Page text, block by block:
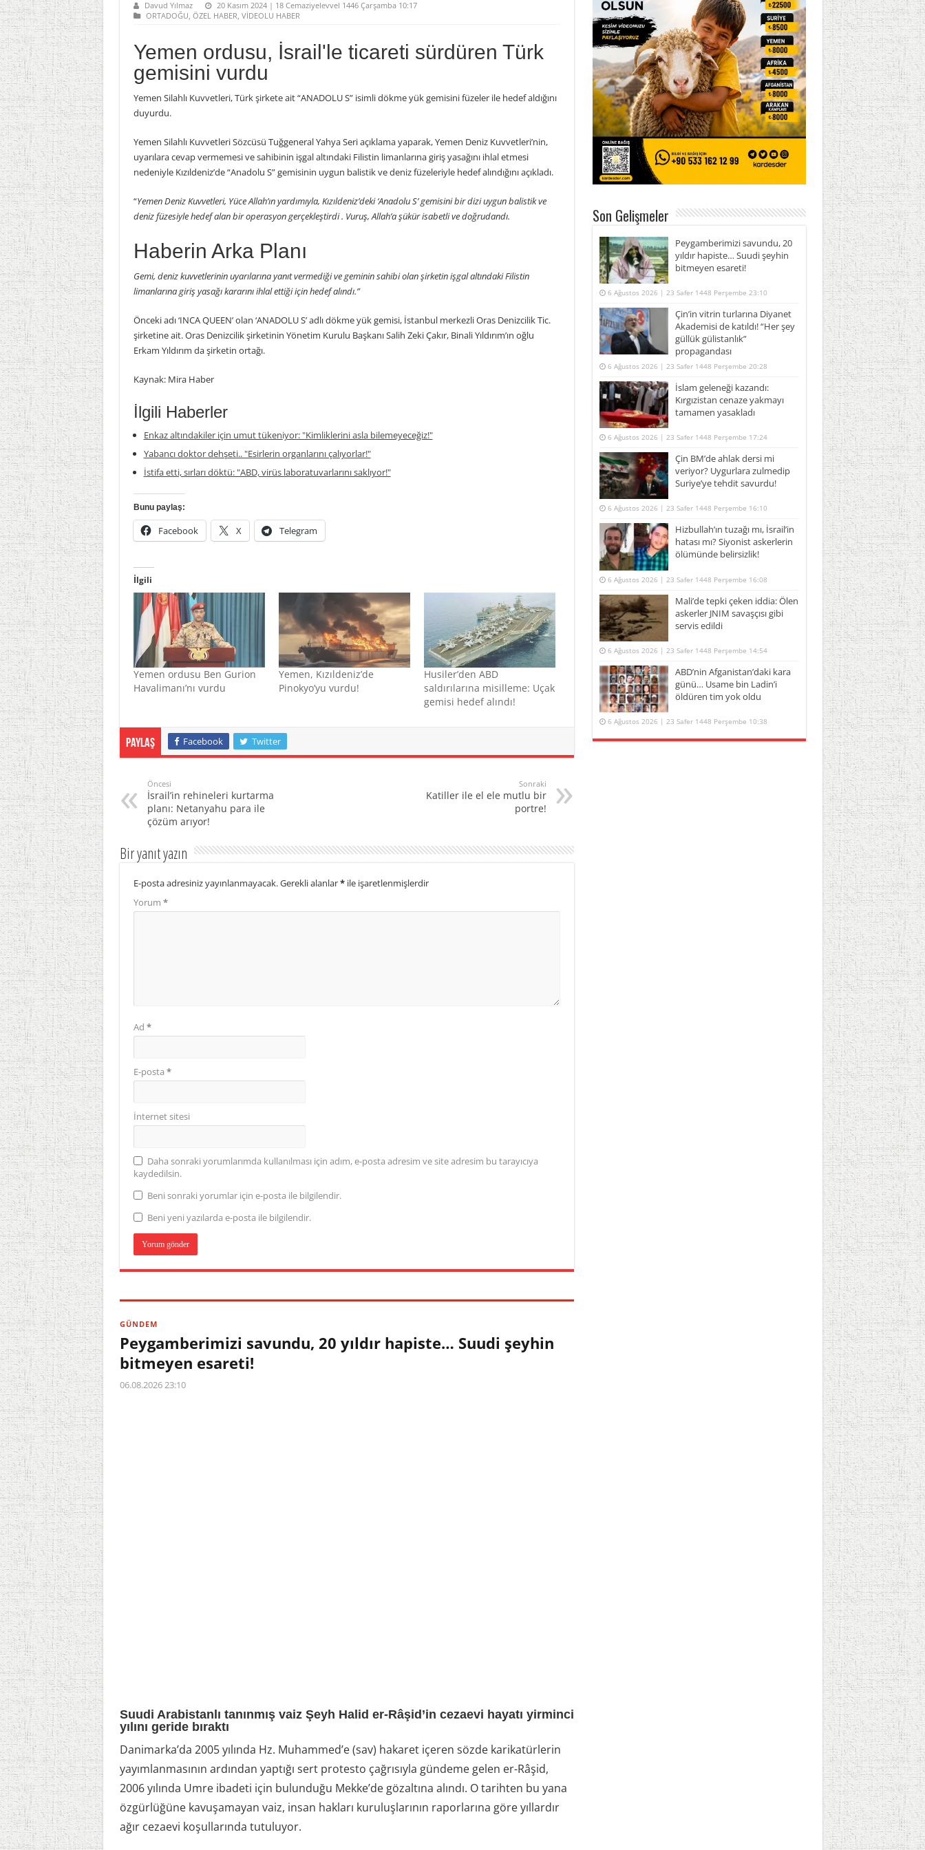
Davud Yılmaz
20 Kasım 2024 | 18 Cemaziyelevvel 1446 Çarşamba 10:17
ORTADOĞU, ÖZEL HABER, VİDEOLU HABER
Yemen ordusu, İsrail'le ticareti sürdüren Türk
gemisini vurdu
Yemen Silahlı Kuvvetleri, Türk şirkete ait “ANADOLU S” isimli dökme yük gemisini füzeler ile hedef aldığını
duyurdu.
Yemen Silahlı Kuvvetleri Sözcüsü Tuğgeneral Yahya Seri açıklama yaparak, Yemen Deniz Kuvvetleri’nin,
uyarılara cevap vermemesi ve sahibinin işgal altındaki Filistin limanlarına giriş yasağını ihlal etmesi
nedeniyle Kızıldeniz’de “Anadolu S” gemisinin uygun balistik ve deniz füzeleriyle hedef alındığını açıkladı.
“Yemen Deniz Kuvvetleri, Yüce Allah’ın yardımıyla, Kızıldeniz’deki ‘Anadolu S’ gemisini bir dizi uygun balistik ve
deniz füzesiyle hedef alan bir operasyon gerçekleştirdi . Vuruş, Allah’a şükür isabetli ve doğrudandı.
Haberin Arka Planı
Gemi, deniz kuvvetlerinin uyarılarına yanıt vermediği ve geminin sahibi olan şirketin işgal altındaki Filistin
limanlarına giriş yasağı kararını ihlal ettiği için hedef alındı.”
Önceki adı ‘INCA QUEEN’ olan ‘ANADOLU S’ adlı dökme yük gemisi, İstanbul merkezli Oras Denizcilik Tic.
şirketine ait. Oras Denizcilik şirketinin Yönetim Kurulu Başkanı Salih Zeki Çakır, Binali Yıldırım’ın oğlu
Erkam Yıldırım da şirketin ortağı.
Kaynak: Mira Haber
İlgili Haberler
Enkaz altındakiler için umut tükeniyor: "Kimliklerini asla bilemeyeceğiz!"
Yabancı doktor dehşeti.. "Esirlerin organlarını çalıyorlar!"
İstifa etti, sırları döktü: "ABD, virüs laboratuvarlarını saklıyor!"
Bunu paylaş:
Facebook X Telegram
İlgili
Yemen ordusu Ben Gurion
Havalimanı’nı vurdu
Yemen, Kızıldeniz’de
Pinokyo’yu vurdu!
Husiler’den ABD
saldırılarına misilleme: Uçak
gemisi hedef alındı!
Paylaş Facebook Twitter
Öncesi
İsrail’in rehineleri kurtarma
planı: Netanyahu para ile
çözüm arıyor!
Sonraki
Katiller ile el ele mutlu bir
portre!
Bir yanıt yazın
E-posta adresiniz yayınlanmayacak.Gerekli alanlar*ile işaretlenmişlerdir
Yorum *
Ad *
E-posta *
İnternet sitesi
Daha sonraki yorumlarımda kullanılması için adım, e-posta adresim ve site adresim bu tarayıcıya
kaydedilsin.
Beni sonraki yorumlar için e-posta ile bilgilendir.
Beni yeni yazılarda e-posta ile bilgilendir.
GÜNDEM
Peygamberimizi savundu, 20 yıldır hapiste… Suudi şeyhin
bitmeyen esareti!
06.08.2026 23:10
Suudi Arabistanlı tanınmış vaiz Şeyh Halid er-Râşid’in cezaevi hayatı yirminci
yılını geride bıraktı
Danimarka’da 2005 yılında Hz. Muhammed’e (sav) hakaret içeren sözde karikatürlerin
yayımlanmasının ardından yaptığı sert protesto çağrısıyla gündeme gelen er-Râşid,
2006 yılında Umre ibadeti için bulunduğu Mekke’de gözaltına alındı. O tarihten bu yana
özgürlüğüne kavuşamayan vaiz, insan hakları kuruluşlarının raporlarına göre yıllardır
ağır cezaevi koşullarında tutuluyor.
Son Gelişmeler
Peygamberimizi savundu, 20
yıldır hapiste… Suudi şeyhin
bitmeyen esareti!
6 Ağustos 2026 | 23 Safer 1448 Perşembe 23:10
Çin’in vitrin turlarına Diyanet
Akademisi de katıldı! “Her şey
güllük gülistanlık”
propagandası
6 Ağustos 2026 | 23 Safer 1448 Perşembe 20:28
İslam geleneği kazandı:
Kırgızistan cenaze yakmayı
tamamen yasakladı
6 Ağustos 2026 | 23 Safer 1448 Perşembe 17:24
Çin BM’de ahlak dersi mi
veriyor? Uygurlara zulmedip
Suriye’ye tehdit savurdu!
6 Ağustos 2026 | 23 Safer 1448 Perşembe 16:10
Hizbullah’ın tuzağı mı, İsrail’in
hatası mı? Siyonist askerlerin
ölümünde belirsizlik!
6 Ağustos 2026 | 23 Safer 1448 Perşembe 16:08
Mali’de tepki çeken iddia: Ölen
askerler JNIM savaşçısı gibi
servis edildi
6 Ağustos 2026 | 23 Safer 1448 Perşembe 14:54
ABD’nin Afganistan’daki kara
günü… Usame bin Ladin’i
öldüren tim yok oldu
6 Ağustos 2026 | 23 Safer 1448 Perşembe 10:38